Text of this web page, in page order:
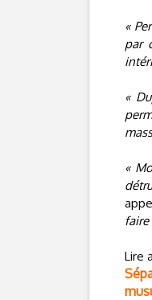
«
par
«
«
faire
Lire